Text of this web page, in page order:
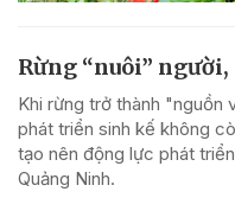
Rừng “nuôi”
Khi rừng trở thành "nguồn
phát triển sinh kế không
tạo nên động lực phát
Quảng Ninh.